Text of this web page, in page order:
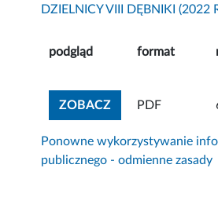
DZIELNICY VIII DĘBNIKI (2022
podgląd format
ZOBACZZOBACZ
PDF
Ponowne wykorzystywanie
publicznego - odmienne zasady